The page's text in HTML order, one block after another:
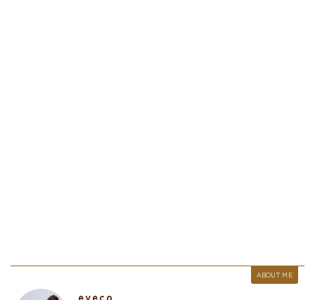
ABOUT ME
eyeco